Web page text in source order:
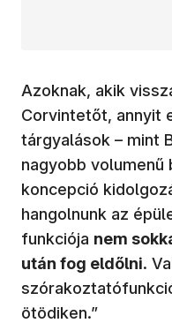
Azoknak, akik
Corvintetőt, annyit
tárgyalások – mint
nagyobb
koncepció
hangolnunk az
funkciója nem
után fog eldőlni.
ötödiken.”